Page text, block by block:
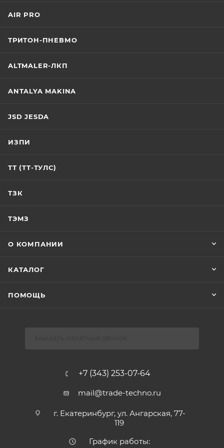
AIR PRO
ТРИТОН-ПНЕВМО
ALTMALER-ЛКП
ANTALYA MAKINA
JSD JESDA
ИЗПИ
ТТ (ТТ-ТУЛС)
ТЗК
ТЭМЗ
О КОМПАНИИ
КАТАЛОГ
ПОМОЩЬ
+7 (343) 253-07-64
mail@trade-techno.ru
г. Екатеринбург, ул. Ангарская, 77-
119
График работы: